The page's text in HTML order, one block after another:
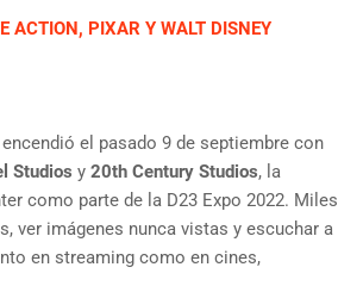
ACTION, PIXAR Y WALT DISNEY
el pasado 9 de septiembre con
Studios y 20th Century Studios, la
como parte de la D23 Expo 2022. Miles
ver imágenes nunca vistas y escuchar a
en streaming como en cines,